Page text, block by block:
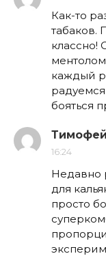
Как-то
табаков.
классно!
каждый
бояться
16:24
Недавно
для
просто